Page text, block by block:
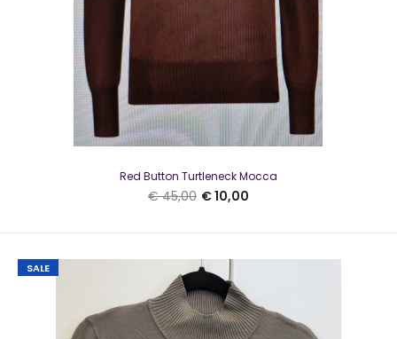
Kaffe O-neck pullover KALizza Feather Gray SLMooie trui van
Kaffe in de kleur zand/grijs Het model h..
Red Button Turtleneck Mocca
€ 45,00 € 10,00
SALE